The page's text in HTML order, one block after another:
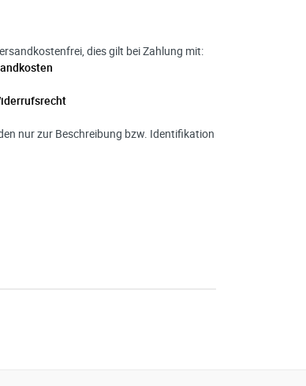
dies gilt bei Zahlung mit:
nur zur Beschreibung bzw. Identifikation